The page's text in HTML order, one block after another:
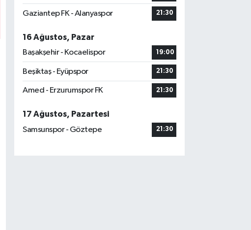
Gaziantep FK - Alanyaspor 21:30
16 Ağustos, Pazar
Başakşehir - Kocaelispor
19:00
Beşiktaş - Eyüpspor 21:30
Amed - Erzurumspor FK 21:30
17 Ağustos, Pazartesi
Samsunspor - Göztepe
21:30